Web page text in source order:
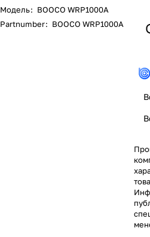
Модель: BOOCO WRP1000A
Partnumber: BOOCO WRP1000A